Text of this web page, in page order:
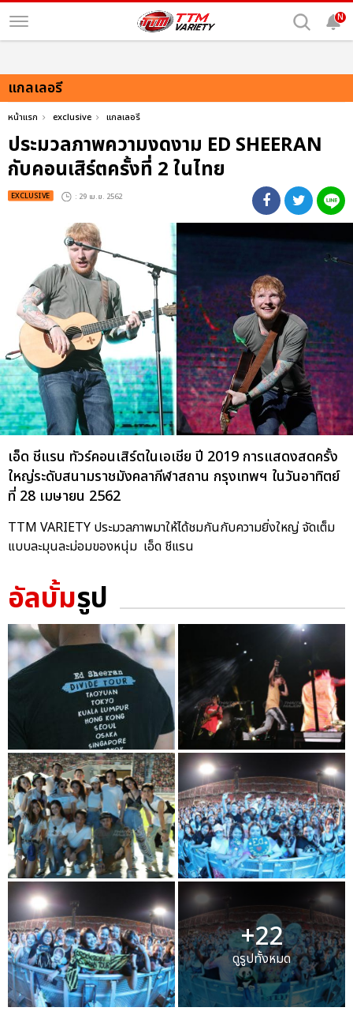
N
แกลเลอรี
หน้าแรก exclusive แกลเลอรี
ประมวลภาพความงดงาม ED SHEERAN
กับคอนเสิร์ตครั้งที่ 2 ในไทย
EXCLUSIVE : 29 เม.ย. 2562
เอ็ด ชีแรน ทัวร์คอนเสิร์ตในเอเชีย ปี 2019 การแสดงสดครั้ง
ใหญ่ระดับสนามราชมังคลากีฬาสถาน กรุงเทพฯ ในวันอาทิตย์
ที่ 28 เมษายน 2562
TTM VARIETY ประมวลภาพมาให้ได้ชมกันกับความยิ่งใหญ่ จัดเต็ม
แบบละมุนละม่อมของหนุ่ม เอ็ด ชีแรน
อัลบั้มรูป
+22
ดูรูปทั้งหมด